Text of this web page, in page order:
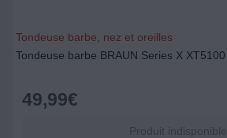
Tondeuse barbe, nez et oreilles
Tondeuse barbe BRAUN Series X XT5100
49,99€
Produit indisponible